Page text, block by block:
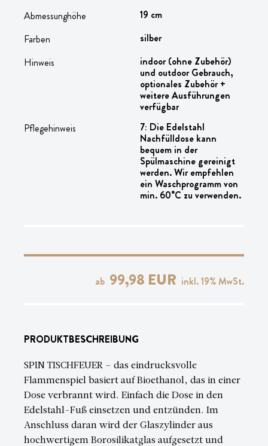
Abmessunghöhe
19 cm
Farben
silber
Hinweis
indoor (ohne Zubehör)
und outdoor Gebrauch,
optionales Zubehör +
weitere Ausführungen
verfügbar
Pflegehinweis
7: Die Edelstahl
Nachfülldose kann
bequem in der
Spülmaschine gereinigt
werden. Wir empfehlen
ein Waschprogramm von
min. 60°C zu verwenden.
ab 99,98 EUR inkl.19% MwSt.
PRODUKTBESCHREIBUNG
SPIN TISCHFEUER – das eindrucksvolle
Flammenspiel basiert auf Bioethanol, das in einer
Dose verbrannt wird. Einfach die Dose in den
Edelstahl-Fuß einsetzen und entzünden. Im
Anschluss daran wird der Glaszylinder aus
hochwertigem Borosilikatglas aufgesetzt und